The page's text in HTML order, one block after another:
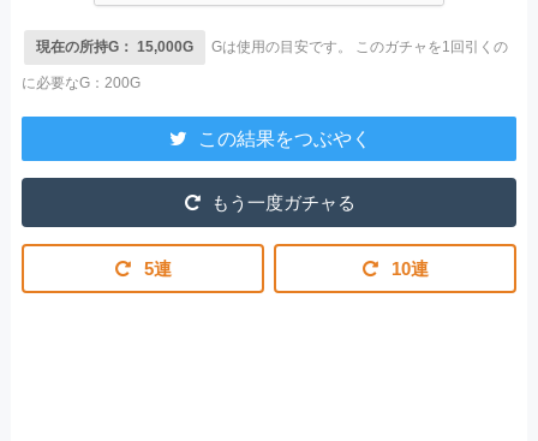
現在の所持G： 15,000G Gは使用の目安です。 このガチャを1回引くの
に必要なG：200G
この結果をつぶやく
もう一度ガチャる
5連 10連